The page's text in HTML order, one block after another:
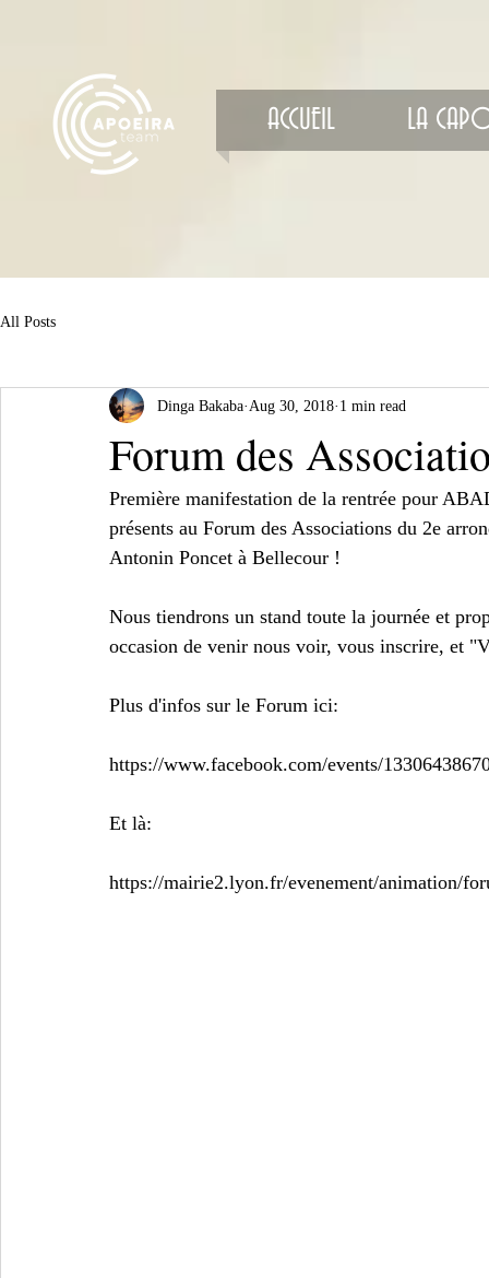
ACCUEIL LA
All Posts
Forum des
Dinga Bakaba Aug 30, 2018 1 min read
Première manifestation de la rentrée pour
présents au Forum des Associations du 2e
Antonin Poncet à Bellecour !
Nous tiendrons un stand toute la journée et
occasion de venir nous voir, vous inscrire, et
Plus d'infos sur le Forum ici:
https://www.facebook.com/events/
Et là:
https://mairie2.lyon.fr/evenement/animation/